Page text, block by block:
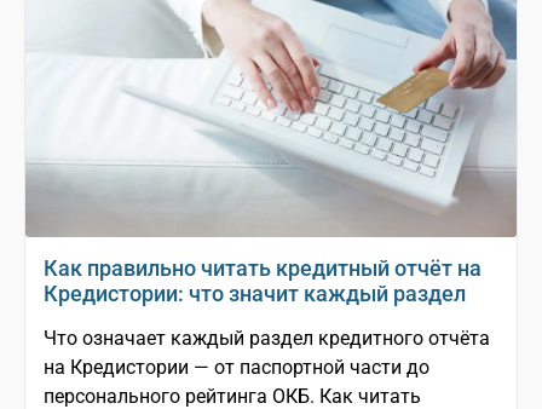
Как правильно читать кредитный отчёт на
Кредистории: что значит каждый раздел
Что означает каждый раздел кредитного отчёта
на Кредистории — от паспортной части до
персонального рейтинга ОКБ. Как читать